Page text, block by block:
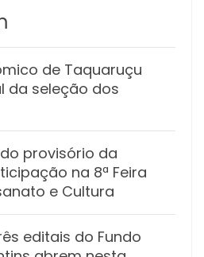
de Taquaruçu
da seleção dos
provisório da
na 8ª Feira
e Cultura
editais do Fundo